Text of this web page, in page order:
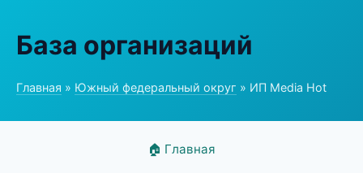
База организаций
Главная » Южный федеральный округ » ИП Media Hot
🏠 Главная